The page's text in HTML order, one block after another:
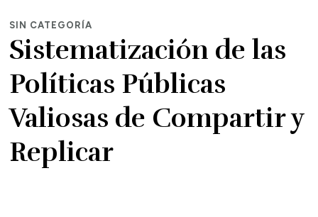
SIN CATEGORÍA
Sistematización de las
Políticas Públicas
Valiosas de Compartir y
Replicar